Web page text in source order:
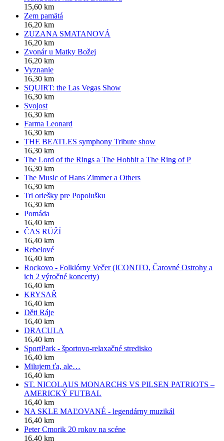
15,60 km
Zem pamätá
16,20 km
ZUZANA SMATANOVÁ
16,20 km
Zvonár u Matky Božej
16,20 km
Vyznanie
16,30 km
SQUIRT: the Las Vegas Show
16,30 km
Svojost
16,30 km
Farma Leonard
16,30 km
THE BEATLES symphony Tribute show
16,30 km
The Lord of the Rings a The Hobbit a The Ring of P
16,30 km
The Music of Hans Zimmer a Others
16,30 km
Tri oriešky pre Popolušku
16,30 km
Pomáda
16,40 km
ČAS RŮŽÍ
16,40 km
Rebelové
16,40 km
Rockovo - Folklórny Večer (ICONITO, Čarovné Ostrohy a
ich 2 výročné koncerty)
16,40 km
KRYSAŘ
16,40 km
Děti Ráje
16,40 km
DRACULA
16,40 km
SportPark - športovo-relaxačné stredisko
16,40 km
Milujem ťa, ale…
16,40 km
ST. NICOLAUS MONARCHS VS PILSEN PATRIOTS –
AMERICKÝ FUTBAL
16,40 km
NA SKLE MAĽOVANÉ - legendárny muzikál
16,40 km
Peter Cmorik 20 rokov na scéne
16,40 km